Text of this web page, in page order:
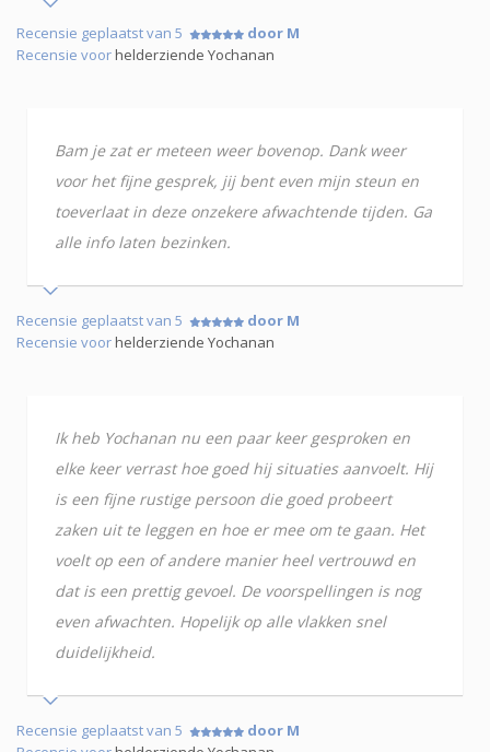
Recensie geplaatst van 5
door M
Recensie voorhelderziende Yochanan
Bam je zat er meteen weer bovenop. Dank weer
voor het fijne gesprek, jij bent even mijn steun en
toeverlaat in deze onzekere afwachtende tijden. Ga
alle info laten bezinken.
Recensie geplaatst van 5
door M
Recensie voorhelderziende Yochanan
Ik heb Yochanan nu een paar keer gesproken en
elke keer verrast hoe goed hij situaties aanvoelt. Hij
is een fijne rustige persoon die goed probeert
zaken uit te leggen en hoe er mee om te gaan. Het
voelt op een of andere manier heel vertrouwd en
dat is een prettig gevoel. De voorspellingen is nog
even afwachten. Hopelijk op alle vlakken snel
duidelijkheid.
Recensie geplaatst van 5
door M